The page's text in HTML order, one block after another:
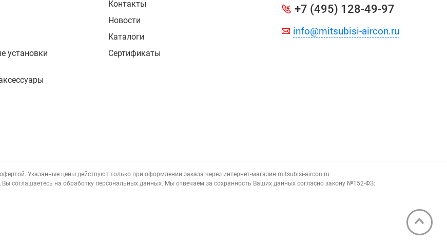
установки
Контакты
Новости
Каталоги
Сертификаты
+7 (495) 128-49-97
info@mitsubisi-aircon.ru
Указанные цены действуют только при оформлении заказа через интернет-магазин mitsubisi-aircon.ru
соглашаетесь на обработку персональных данных. Мы отвечаем за сохранность Ваших данных согласно закону №152-ФЗ: